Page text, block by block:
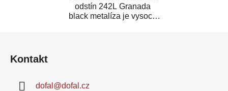
odstín 242L Granada
black metalíza je vysoce
Kontakt
dofal @dofal.cz